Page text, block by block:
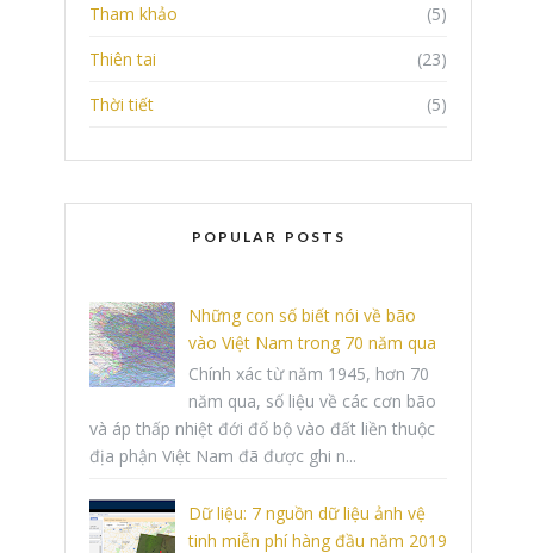
Tham khảo
(5)
Thiên tai
(23)
Thời tiết
(5)
POPULAR POSTS
Những con số biết nói về bão
vào Việt Nam trong 70 năm qua
Chính xác từ năm 1945, hơn 70
năm qua, số liệu về các cơn bão
và áp thấp nhiệt đới đổ bộ vào đất liền thuộc
địa phận Việt Nam đã được ghi n...
Dữ liệu: 7 nguồn dữ liệu ảnh vệ
tinh miễn phí hàng đầu năm 2019